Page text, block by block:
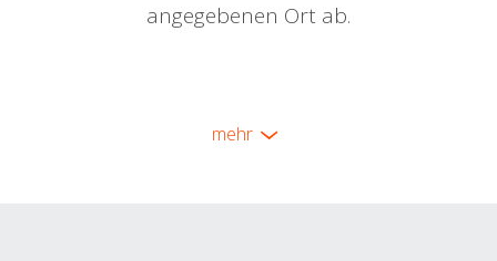
angegebenen Ort ab.
mehr